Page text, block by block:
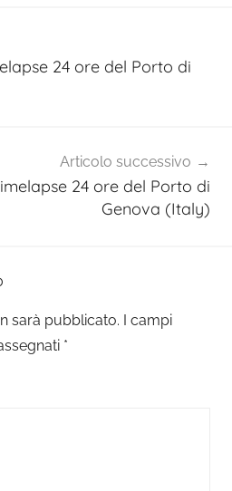
24 ore del Porto di
Articolo successivo
24 ore del Porto di
Genova (Italy)
sarà pubblicato. I campi
*